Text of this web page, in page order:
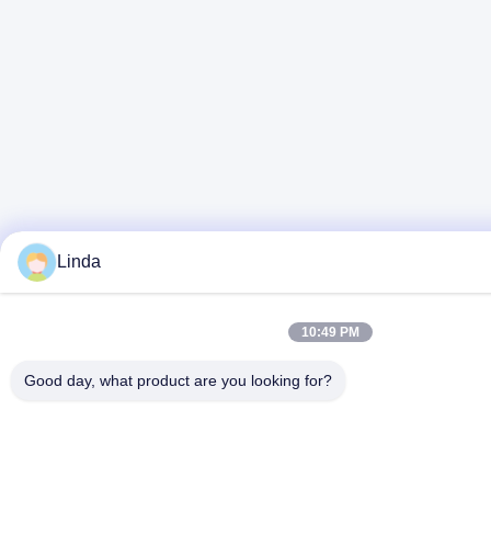
Linda
10:49 PM
Good day, what product are you looking for?